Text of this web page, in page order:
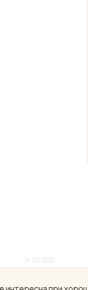
14.02.2015